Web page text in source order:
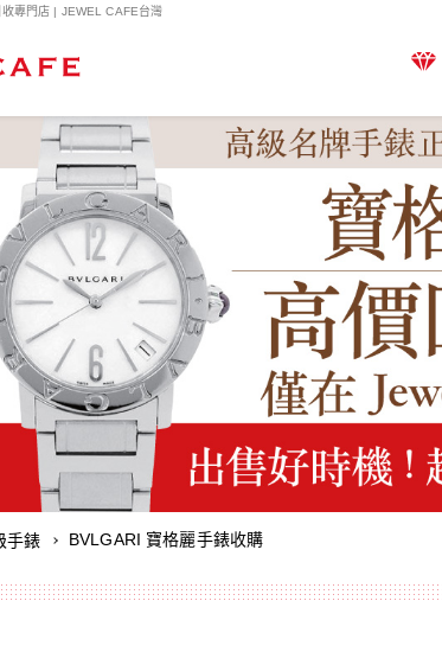
專門店 | JEWEL CAFE台灣
手錶 BVLGARI 寶格麗手錶收購